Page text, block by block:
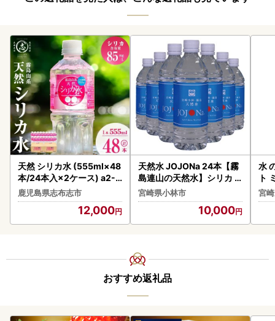
天然 シリカ水 (555ml×48
本/24本入×2ケース) a2-1
17
鹿児島県志布志市
12,000
天然水 JOJONa 24本【霧
島連山の天然水】シリカ
中硬水
宮崎県小林市
10,000
水
ト
然水
宮
おすすめ返礼品